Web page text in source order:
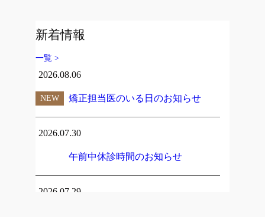
新着情報
一覧 >
2026.08.06
NEW 矯正担当医のいる日のお知らせ
2026.07.30
午前中休診時間のお知らせ
2026.07.29